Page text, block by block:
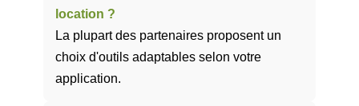
location ?
La plupart des partenaires proposent un
choix d'outils adaptables selon votre
application.